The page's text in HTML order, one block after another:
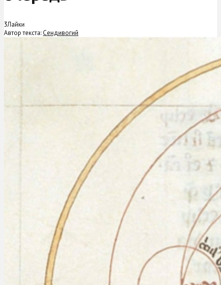
3Лайки
Автор текста: Сендивогий